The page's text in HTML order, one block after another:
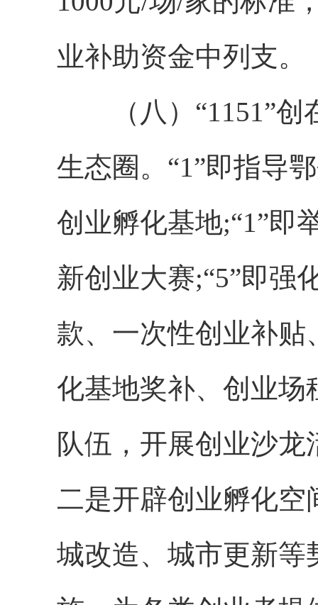
业补助资金中列支。
（八）“1151”创
生态圈。“1”即指导
创业孵化基地;“1”即
新创业大赛;“5”即
款、一次性创业补
化基地奖补、创业场
队伍，开展创业沙
二是开辟创业孵化
城改造、城市更新等